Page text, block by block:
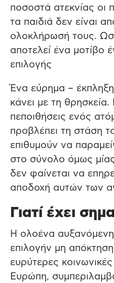
ποσοστά ατεκνίας οι
τα παιδιά δεν είναι
ολοκλήρωσή τους.
αποτελεί ένα μοτίβο
επιλογής
Ένα εύρημα –
κάνει με τη
πεποιθήσεις ενός
προβλέπει τη στάση
επιθυμούν να
στο σύνολο όμως
δεν φαίνεται να
αποδοχή αυτών των
Γιατί έχει
Η ολοένα
επιλογήν μη
ευρύτερες
Ευρώπη,